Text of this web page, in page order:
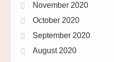
November 2020
October 2020
September 2020
August 2020